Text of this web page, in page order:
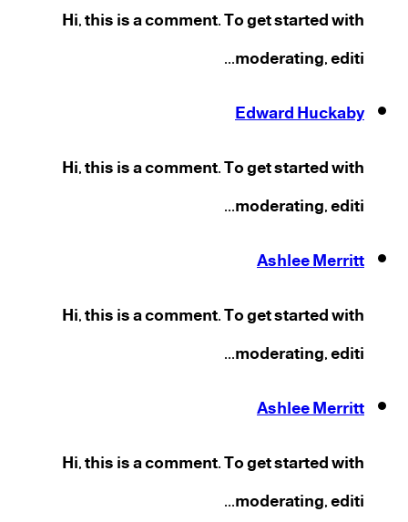
Hi, this is a comment. To get started with
moderating, editi...
Edward Huckaby
Hi, this is a comment. To get started with
moderating, editi...
Ashlee Merritt
Hi, this is a comment. To get started with
moderating, editi...
Ashlee Merritt
Hi, this is a comment. To get started with
moderating, editi...